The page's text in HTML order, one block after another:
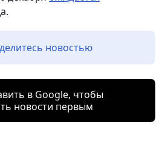
новостью
в Google, чтобы
новости первым